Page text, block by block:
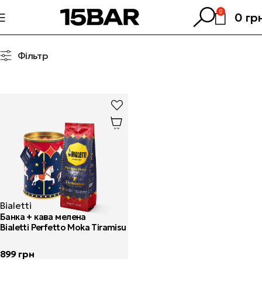
0 0
Фільтр
Банка + кава мелена
Bialetti Perfetto Moka Tiramisu
Bialetti
899грн